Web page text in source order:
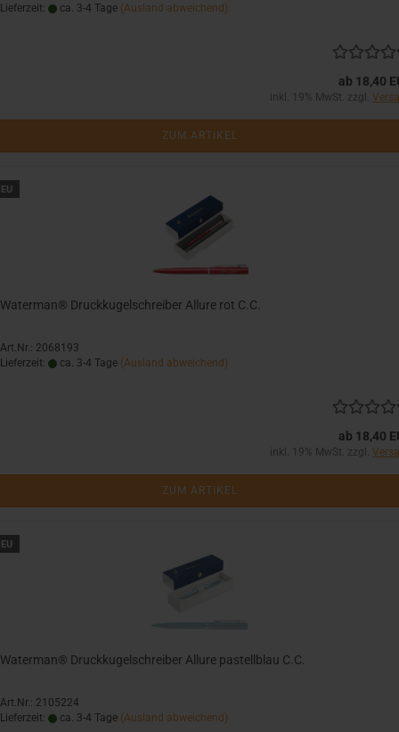
Lieferzeit:
ca. 3-4 Tage (Ausland abweichend)
ab 18,40
inkl. 19% MwSt. zzgl.
ZUM ARTIKEL
Waterman® Druckkugelschreiber Allure rot C.C.
Art.Nr.: 2068193
Lieferzeit:
ca. 3-4 Tage (Ausland abweichend)
ab 18,40
inkl. 19% MwSt. zzgl.
ZUM ARTIKEL
Waterman® Druckkugelschreiber Allure pastellblau C.C.
Art.Nr.: 2105224
Lieferzeit:
ca. 3-4 Tage (Ausland abweichend)